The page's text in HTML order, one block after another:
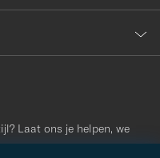
Laat ons je helpen, we